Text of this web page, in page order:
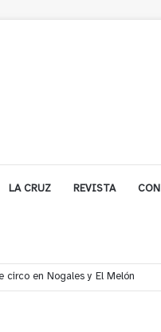
LA CRUZ REVISTA
circo en Nogales y El Melón